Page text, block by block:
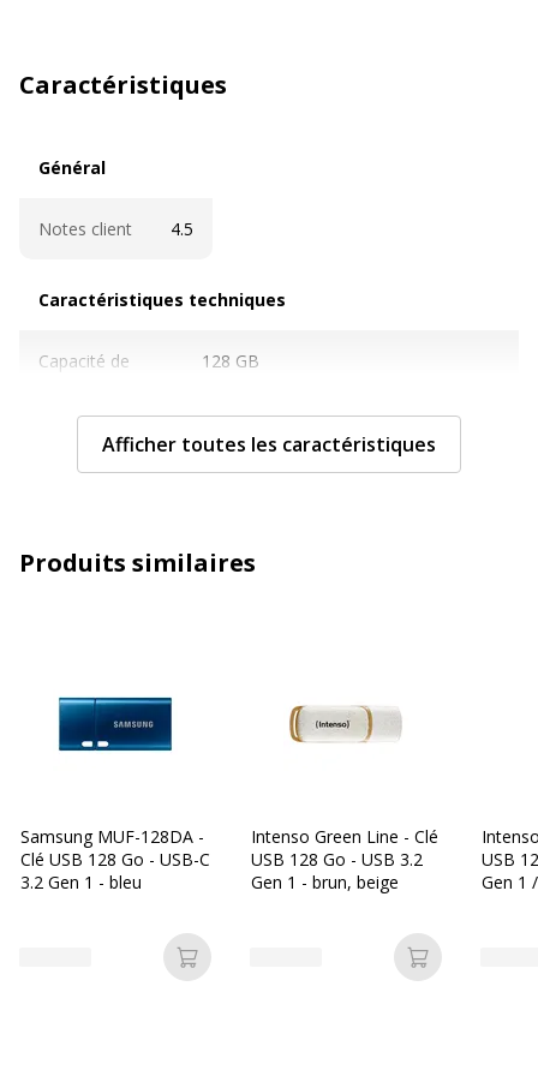
Caractéristiques
Général
Notes client 4.5
Caractéristiques techniques
Capacité de
128 GB
Caractéristiques
mémoire flash
Boîtier en plastique 100 % recyclé,
Conforme à REACH
d'exploitation
requis
récent, Apple iOS, Microsoft Windows
10 ou ultérieur
Vitesse
d'écriture
Caractéristiques générales
Catégorie de couleur
Afficher toutes les caractéristiques
Produits similaires
Samsung MUF-128DA -
Clé USB 128 Go - USB-C
3.2 Gen 1 - bleu
Ajouter au panier
Intenso Green Line - Clé
USB 128 Go - USB 3.2
Gen 1 - brun, beige
Ajouter au
USB
Gen 1